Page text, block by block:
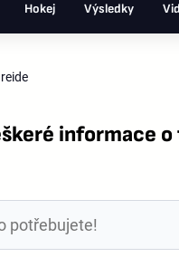
Hokej Výsledky
informace